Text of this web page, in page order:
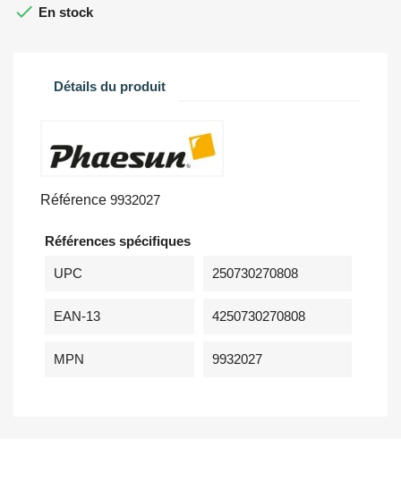
 En stock
Détails du produit
Référence 9932027
Références spécifiques
UPC 250730270808
EAN-13 4250730270808
MPN 9932027